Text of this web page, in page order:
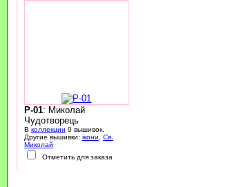
P-01: Миколай
Чудотворець
В коллекции 9 вышивок.
Другие вышивки: ікони
Св.
Миколай
Отметить для заказа